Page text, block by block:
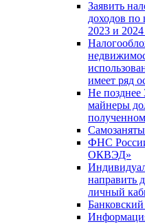
Заявить
доходов по
2023 и
имеет ряд
Не позднее
майнеры
ФНС
ОКВЭД»
направить
личный